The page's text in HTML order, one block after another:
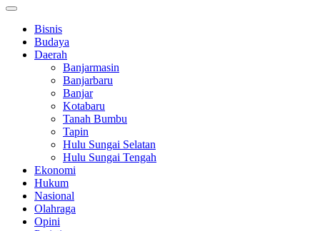
Bisnis
Budaya
Daerah
Banjarmasin
Banjarbaru
Banjar
Kotabaru
Tanah Bumbu
Tapin
Hulu Sungai Selatan
Hulu Sungai Tengah
Ekonomi
Hukum
Nasional
Olahraga
Opini